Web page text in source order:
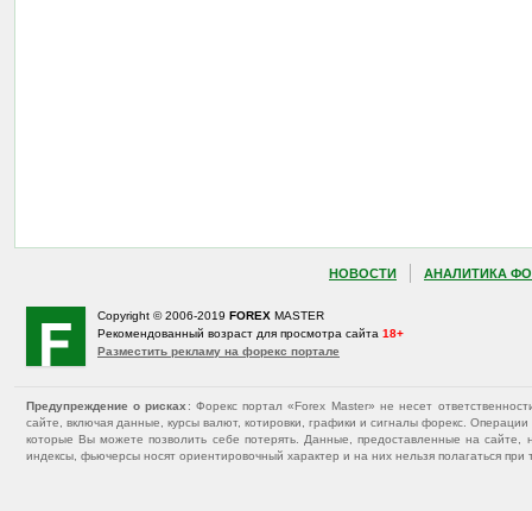
НОВОСТИ АНАЛИТИКА
Copyright © 2006-2019 FOREX MASTER
Рекомендованный возраст для просмотра сайта 18+
Разместить рекламу на форекс портале
Предупреждение о рисках : Форекс портал «Forex Master» не несет
сайте, включая данные, курсы валют, котировки, графики и сигналы форекс.
которые Вы можете позволить себе потерять. Данные, предоставленные на
индексы, фьючерсы носят ориентировочный характер и на них нельзя полагаться при